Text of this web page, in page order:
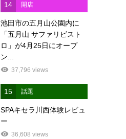
14 開店
池田市の五月山公園内に
「五月山 サファリビスト
ロ」が4月25日にオープ
ン...
37,796 views
15 話題
SPAキセラ川西体験レビュ
ー
36,608 views